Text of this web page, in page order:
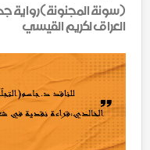
(سونة المجنونة)رواية
العراق لكريم القيسي